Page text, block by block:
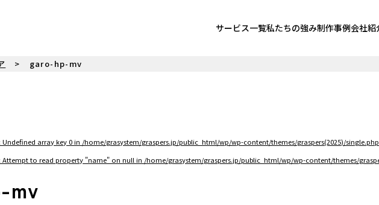
サービス一覧私たちの強み制作事例会社紹
garo-hp-mv
: Undefined array key 0 in /home/grasystem/graspers.jp/public_html/wp/wp-content/themes/graspers(2025)/single.php
: Attempt to read property "name" on null in /home/grasystem/graspers.jp/public_html/wp/wp-content/themes/
mv